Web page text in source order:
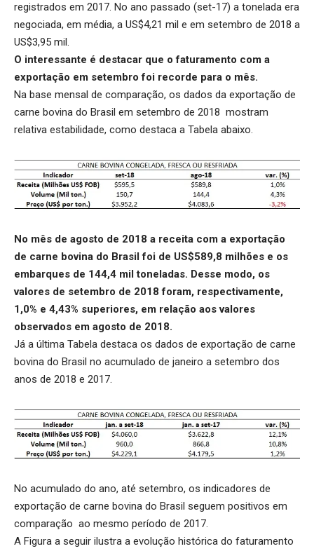
registrados em 2017. No ano passado (set-17) a tonelada era
negociada, em média, a US$4,21 mil e em setembro de 2018 a
US$3,95 mil.
O interessante é destacar que o faturamento com a
exportação em setembro foi recorde para o mês.
Na base mensal de comparação, os dados da exportação de
carne bovina do Brasil em setembro de 2018 mostram
relativa estabilidade, como destaca a Tabela abaixo.
No mês de agosto de 2018 a receita com a exportação
de carne bovina do Brasil foi de US$589,8 milhões e os
embarques de 144,4 mil toneladas. Desse modo, os
valores de setembro de 2018 foram, respectivamente,
1,0% e 4,43% superiores, em relação aos valores
observados em agosto de 2018.
Já a última Tabela destaca os dados de exportação de carne
bovina do Brasil no acumulado de janeiro a setembro dos
anos de 2018 e 2017.
No acumulado do ano, até setembro, os indicadores de
exportação de carne bovina do Brasil seguem positivos em
comparação ao mesmo período de 2017.
A Figura a seguir ilustra a evolução histórica do faturamento